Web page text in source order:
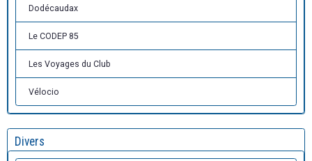
Dodécaudax
Le CODEP 85
Les Voyages du Club
Vélocio
Divers